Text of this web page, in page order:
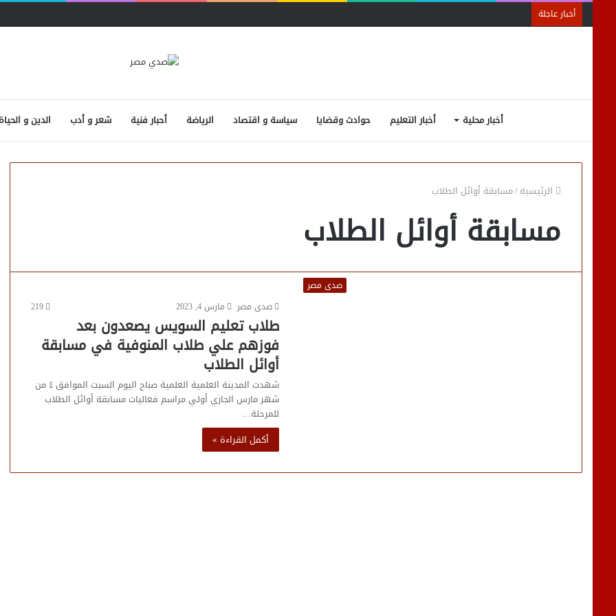
أخبار عاجلة
أخبار محلية أخبار التعليم حوادث وقضايا سياسة و اقتصاد الرياضة أحبار فنية شعر و أدب الدين و الحياة
الرئيسية/مسابقة أوائل الطلاب
مسابقة أوائل الطلاب
صدى مصر
صدى مصر
مارس 4, 2023 219
طلاب تعليم السويس يصعدون بعد
فوزهم علي طلاب المنوفية في مسابقة
أوائل الطلاب
شهدت المدينة العلمية العلمية صباح اليوم السبت الموافق ٤ من
شهر مارس الجاري أولي مراسم فعاليات مسابقة أوائل الطلاب
للمرحلة…
أكمل القراءة »